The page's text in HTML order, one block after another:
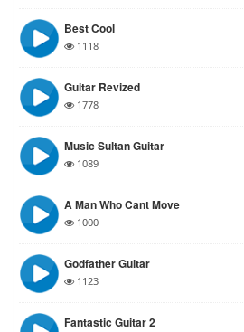
Best Cool
1118
Guitar Revized
1778
Music Sultan Guitar
1089
A Man Who Cant Move
1000
Godfather Guitar
1123
Fantastic Guitar 2